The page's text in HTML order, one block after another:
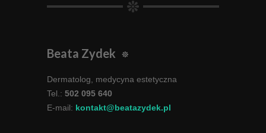
Beata Zydek
Dermatolog, medycyna estetyczna
Tel.: 502 095 640
E-mail: kontakt@beatazydek.pl